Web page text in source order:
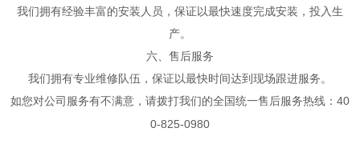
我们拥有经验丰富的安装人员，保证以最快速度完成安装，投入生
产。
六、售后服务
我们拥有专业维修队伍，保证以最快时间达到现场跟进服务。
如您对公司服务有不满意，请拨打我们的全国统一售后服务热线： 40
0-825-0980